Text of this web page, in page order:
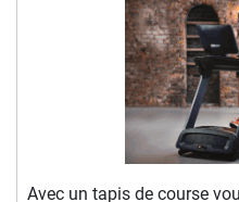
Avec un tapis de course